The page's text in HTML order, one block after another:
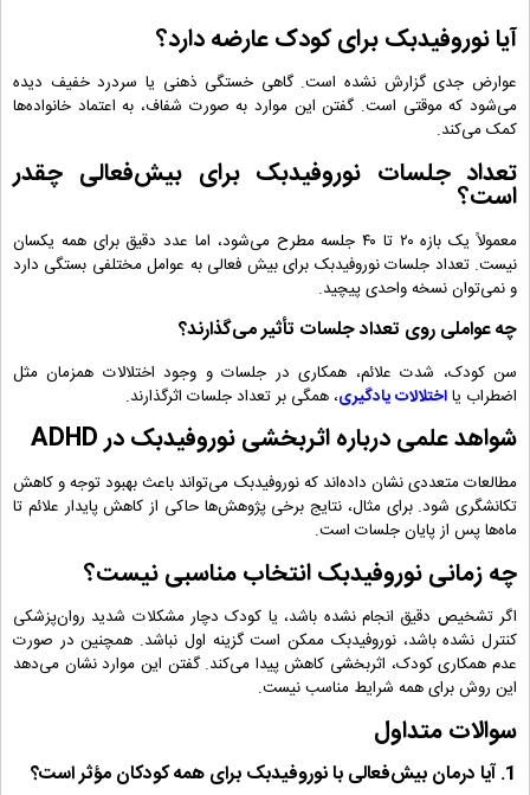
آیا نوروفیدبک برای کودک عارضه دارد؟
عوارض جدی گزارش نشده است. گاهی خستگی ذهنی یا سردرد خفیف دیده
می‌شود که موقتی است. گفتن این موارد به ‌صورت شفاف، به اعتماد خانواده‌ها
کمک می‌کند.
تعداد جلسات نوروفیدبک برای بیش‌فعالی چقدر
است؟
معمولاً یک بازه ۲۰ تا ۴۰ جلسه مطرح می‌شود، اما عدد دقیق برای همه یکسان
نیست. تعداد جلسات نوروفیدبک برای بیش فعالی به عوامل مختلفی بستگی دارد
و نمی‌توان نسخه واحدی پیچید.
چه عواملی روی تعداد جلسات تأثیر می‌گذارند؟
سن کودک، شدت علائم، همکاری در جلسات و وجود اختلالات همزمان مثل
اضطراب یااختلالات یادگیری، همگی بر تعداد جلسات اثرگذارند.
شواهد علمی درباره اثربخشی نوروفیدبک در ADHD
مطالعات متعددی نشان داده‌اند که نوروفیدبک می‌تواند باعث بهبود توجه و کاهش
تکانشگری شود. برای مثال، نتایج برخی پژوهش‌ها حاکی از کاهش پایدار علائم تا
ماه‌ها پس از پایان جلسات است.
چه زمانی نوروفیدبک انتخاب مناسبی نیست؟
اگر تشخیص دقیق انجام نشده باشد، یا کودک دچار مشکلات شدید روان‌پزشکی
کنترل ‌نشده باشد، نوروفیدبک ممکن است گزینه اول نباشد. همچنین در صورت
عدم همکاری کودک، اثربخشی کاهش پیدا می‌کند. گفتن این موارد نشان می‌دهد
این روش برای همه شرایط مناسب نیست.
سوالات متداول
1. آیا درمان بیش‌فعالی با نوروفیدبک برای همه کودکان مؤثر است؟